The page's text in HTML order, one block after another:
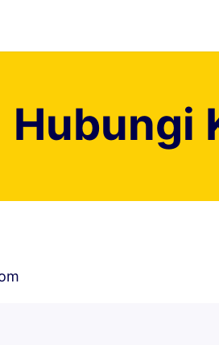
Hubungi